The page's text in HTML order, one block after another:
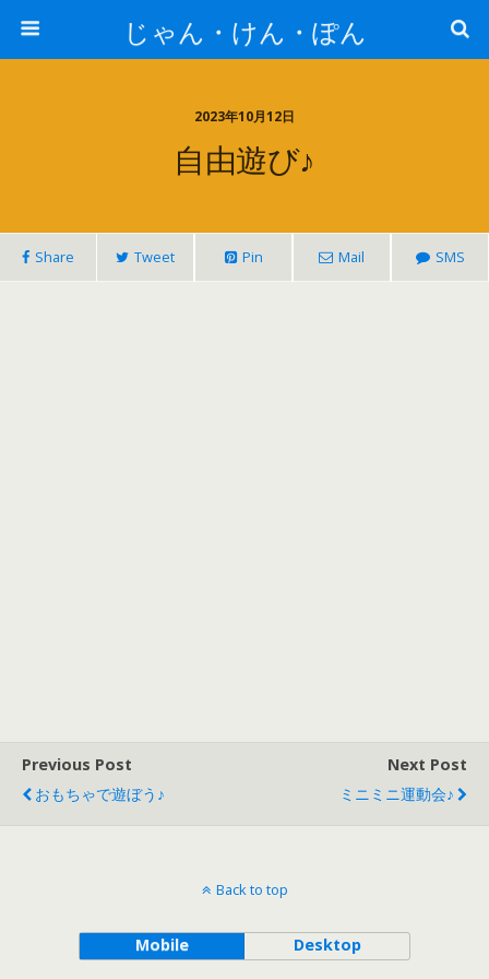
じゃん・けん・ぽん
2023年10月12日
自由遊び♪
Share Tweet Pin Mail SMS
Previous Post
おもちゃで遊ぼう♪
Next Post
ミニミニ運動会♪
Back to top
Mobile Desktop